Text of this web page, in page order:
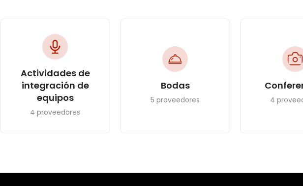
Actividades de
integración de
equipos
4 proveedores
Bodas
5 proveedores 4